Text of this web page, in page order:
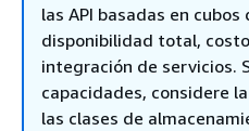
las API basadas en cubos
disponibilidad total,
integración de servicios.
capacidades, considere
las clases de